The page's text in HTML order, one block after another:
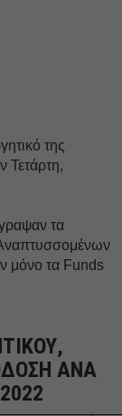
της
Τετάρτη,
τα
μόνο τα Funds
ΑΝΑ